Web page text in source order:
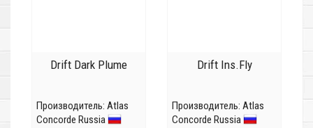
Drift Dark Plume
Производитель: Atlas
Concorde Russia
Drift Ins.Fly
Производитель: Atlas
Concorde Russia